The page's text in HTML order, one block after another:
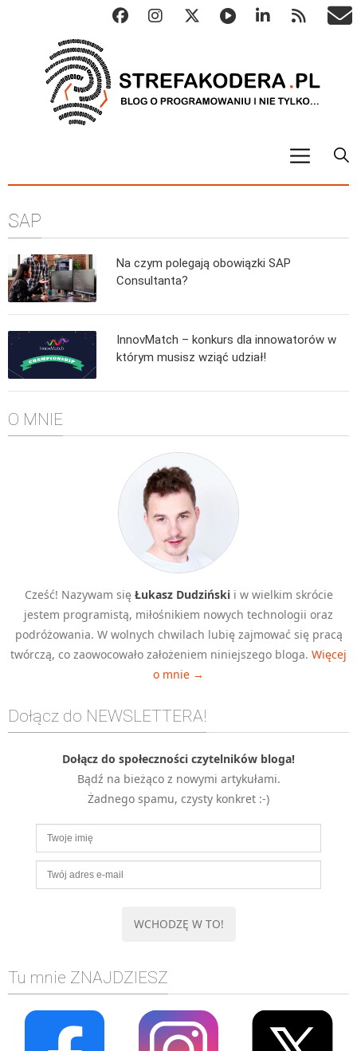
Metody numeryczne
Algorytmy konwersji
C++
Elementarz Java
Pascal
WEB
.htaccess
HTML 5
CSS 3
JavaScript
Django
PHP
MOBILE
Android
KONTROLA WERSJI
Git
BAZY
SIECI
BIZNES
KONTAKT
SAP
Na czym polegają obowiązki SAP
Consultanta?
InnovMatch – konkurs dla innowatorów w
którym musisz wziąć udział!
O MNIE
Cześć! Nazywam się Łukasz Dudzińskii w wielkim skrócie
jestem programistą, miłośnikiem nowych technologii oraz
podróżowania. W wolnych chwilach lubię zajmować się pracą
twórczą, co zaowocowało założeniem niniejszego bloga. Więcej
o mnie →
Dołącz do NEWSLETTERA!
Dołącz do społeczności czytelników bloga!
Bądź na bieżąco z nowymi artykułami.
Żadnego spamu, czysty konkret :-)
Tu mnie ZNAJDZIESZ